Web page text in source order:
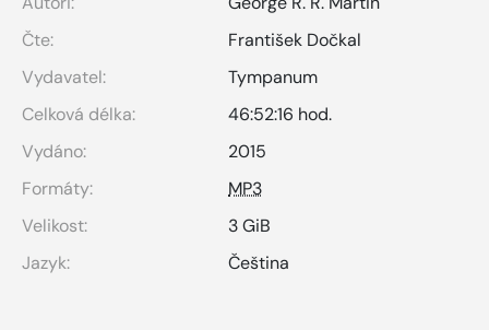
Čte:
František Dočkal
Vydavatel:
Tympanum
Celková délka:
46:52:16 hod.
Vydáno:
2015
Formáty:
MP3
Velikost:
3 GiB
Jazyk:
Čeština